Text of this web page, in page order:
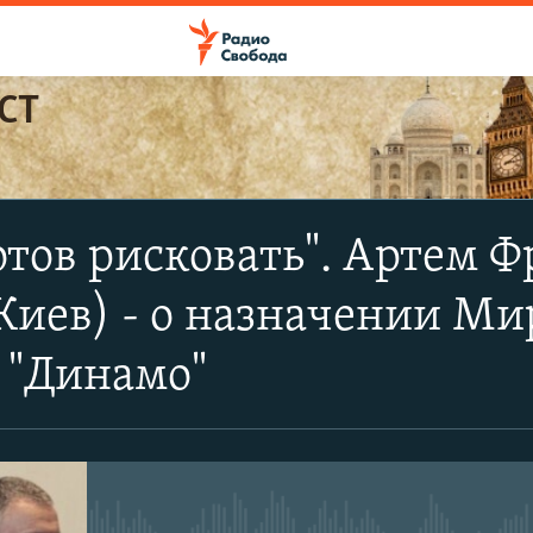
CastBox
Подписаться
рисковать". Артем
- о назначении
"Динамо"